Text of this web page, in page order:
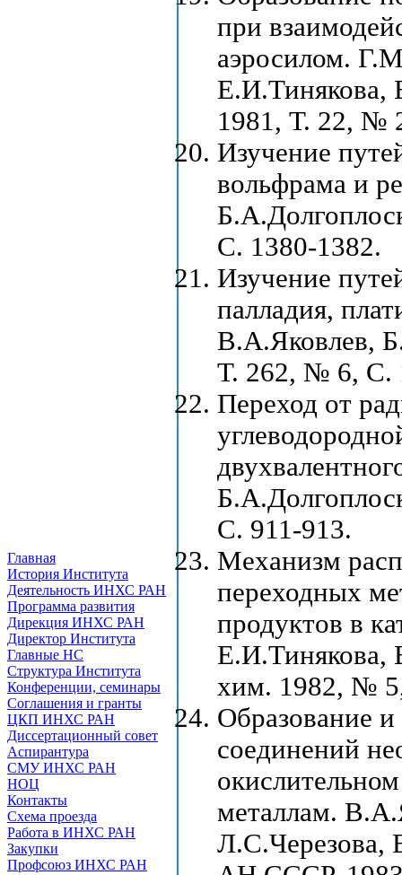
Главная
История Института
Деятельность ИНХС РАН
Программа развития
Дирекция ИНХС РАН
Директор Института
Главные НС
Структура Института
Конференции, семинары
Соглашения и гранты
ЦКП ИНХС РАН
Диссертационный совет
Аспирантура
СМУ ИНХС РАН
НОЦ
Контакты
Схема проезда
Работа в ИНХС РАН
Закупки
Профсоюз ИНХС РАН
при
аэросилом.
Е.И.Тинякова,
1981, Т. 22, №
Изучение
вольфрама и
С. 1380-1382.
Изучение
палладия,
В.А.Яковлев,
Т. 262, № 6, С.
Переход от
С. 911-913.
Механизм
переходных
продуктов в
Е.И.Тинякова,
хим. 1982, №
Образование и
соединений
металлам.
Л.С.Черезова,